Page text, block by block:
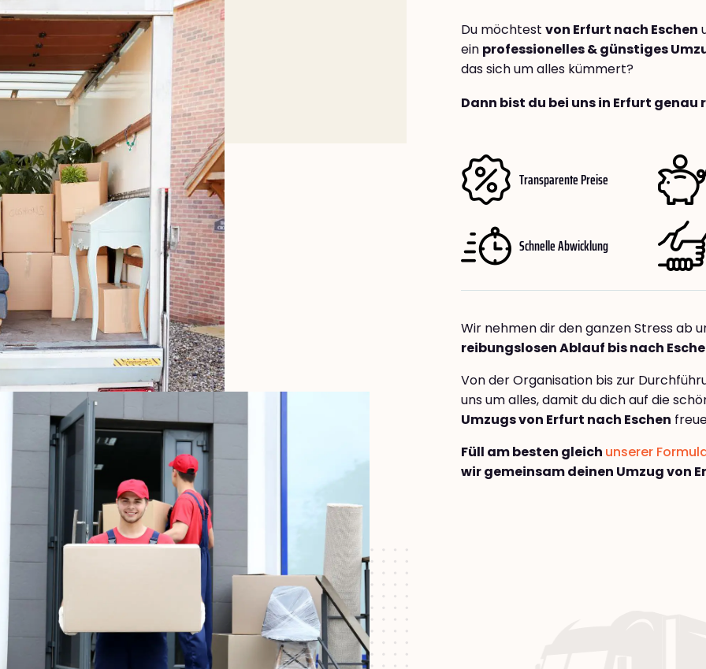
Du möchtest von Erfurt nach Eschen
ein professionelles & günstiges
das sich um alles kümmert?
Dann bist du bei uns in Erfurt
Transparente Preise
Schnelle Abwicklung
Wir nehmen dir den ganzen Stress ab
reibungslosen Ablauf bis nach
Von der Organisation bis zur
uns um alles, damit du dich auf die
Umzugs von Erfurt nach Eschen
Füll am besten gleich unserer
wir gemeinsam deinen Umzug von